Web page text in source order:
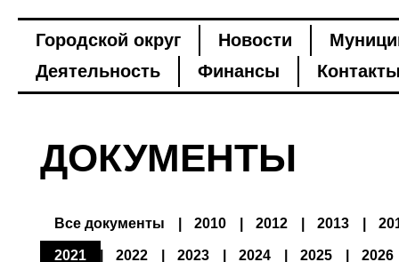
Городской округ Новости
Деятельность
Финансы
ДОКУМЕНТЫ
Все документы 2010 2012 2013
2021 2022 2023 2024 2025 2026